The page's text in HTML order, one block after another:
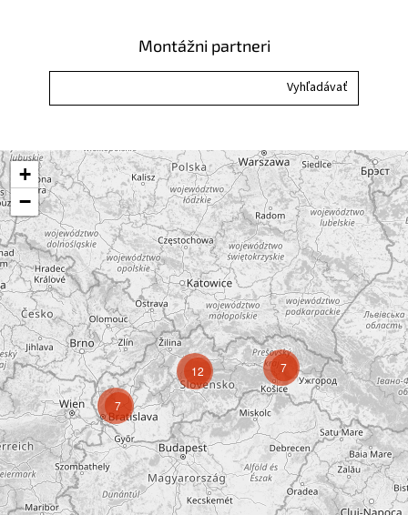
Montážni partneri
7
7
12
+
−